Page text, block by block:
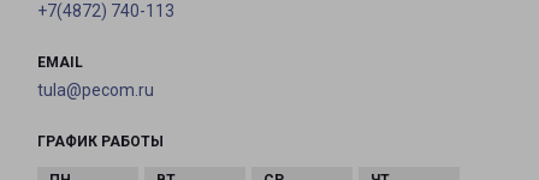
+7(4872) 740-113
EMAIL
tula@pecom.ru
ГРАФИК РАБОТЫ